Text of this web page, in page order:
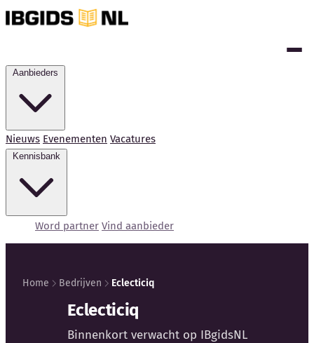
Nieuws Evenementen Vacatures
Word partner Vind aanbieder
Home Bedrijven Eclecticiq
Eclecticiq
Binnenkort verwacht op IBgidsNL